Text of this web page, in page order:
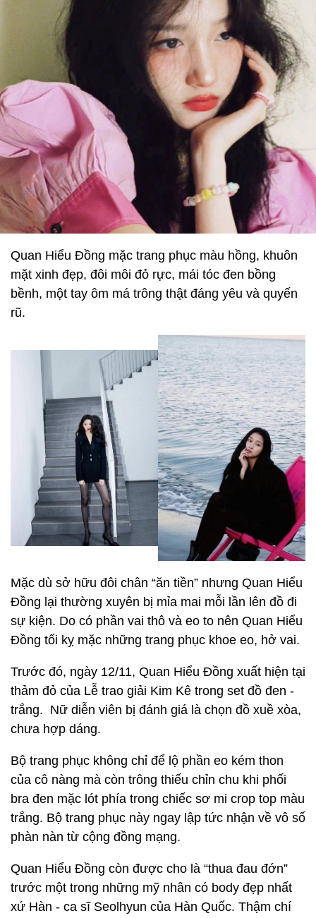
Quan Hiểu Đồng mặc trang phục màu hồng, khuôn
mặt xinh đẹp, đôi môi đỏ rực, mái tóc đen bồng
bềnh, một tay ôm má trông thật đáng yêu và quyến
rũ.
Mặc dù sở hữu đôi chân “ăn tiền” nhưng Quan Hiểu
Đồng lại thường xuyên bị mỉa mai mỗi lần lên đồ đi
sự kiện. Do có phần vai thô và eo to nên Quan Hiểu
Đồng tối kỵ mặc những trang phục khoe eo, hở vai.
Trước đó, ngày 12/11, Quan Hiểu Đồng xuất hiện tại
thảm đỏ của Lễ trao giải Kim Kê trong set đồ đen -
trắng. Nữ diễn viên bị đánh giá là chọn đồ xuề xòa,
chưa hợp dáng.
Bộ trang phục không chỉ để lộ phần eo kém thon
của cô nàng mà còn trông thiếu chỉn chu khi phối
bra đen mặc lót phía trong chiếc sơ mi crop top màu
trắng. Bộ trang phục này ngay lập tức nhận về vô số
phàn nàn từ cộng đồng mạng.
Quan Hiểu Đồng còn được cho là “thua đau đớn”
trước một trong những mỹ nhân có body đẹp nhất
xứ Hàn - ca sĩ Seolhyun của Hàn Quốc. Thậm chí